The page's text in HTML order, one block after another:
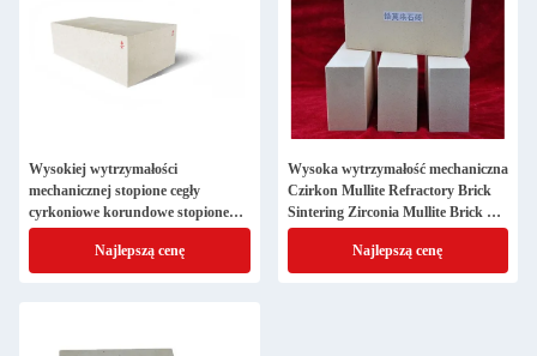
Wysokiej wytrzymałości
mechanicznej stopione cegły
cyrkoniowe korundowe stopione
cegły AZS resynterujące do pieca
Najlepszą cenę
Wysoka wytrzymałość mechaniczna
Czirkon Mullite Refractory Brick
Sintering Zirconia Mullite Brick For
Glass Furnace
Najlepszą cenę